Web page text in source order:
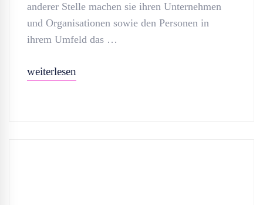
anderer Stelle machen sie ihren Unternehmen
und Organisationen sowie den Personen in
ihrem Umfeld das …
weiterlesen